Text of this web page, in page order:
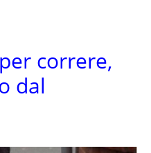
correre,
dal